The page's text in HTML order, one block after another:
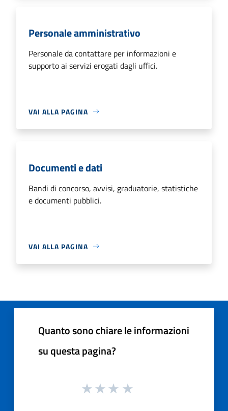
Personale amministrativo
Personale da contattare per informazioni e
supporto ai servizi erogati dagli uffici.
VAI ALLA PAGINA
Documenti e dati
Bandi di concorso, avvisi, graduatorie, statistiche
e documenti pubblici.
VAI ALLA PAGINA
Quanto sono chiare le informazioni
su questa pagina?